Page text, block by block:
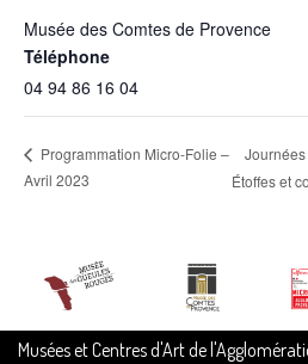
Musée des Comtes de Provence
Téléphone
04 94 86 16 04
Programmation Micro-Folie –
Avril 2023
Journées
Étoffes et
Musées et Centres d'Art de